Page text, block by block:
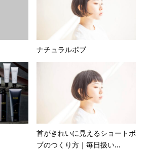
ナチュラルボブ
首がきれいに見えるショートボ
ブのつくり方｜毎日扱い...